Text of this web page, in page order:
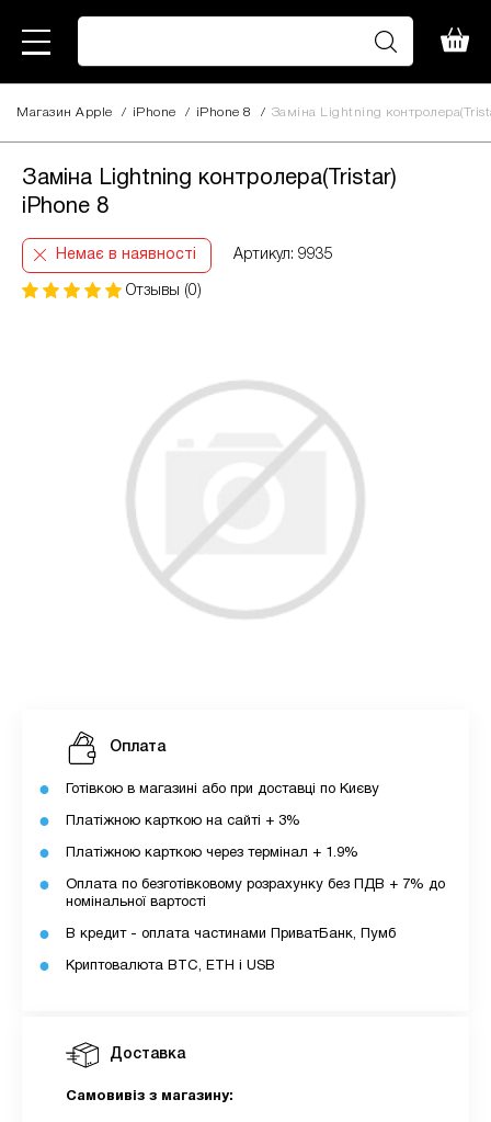
Магазин Apple / iPhone / iPhone 8 / Заміна Lightning
Заміна Lightning контролера(Tristar)
iPhone 8
Немає в наявності Артикул: 9935
Отзывы (0)
Доставка
Самовивіз з магазину:
Оплата
Готівкою в магазині або при доставці по Києву
Платіжною карткою на сайті + 3%
Платіжною карткою через термінал + 1.9%
Оплата по безготівковому розрахунку без ПДВ + 7% до
номінальної вартості
В кредит - оплата частинами ПриватБанк, Пумб
Криптовалюта BTC, ETH і USB